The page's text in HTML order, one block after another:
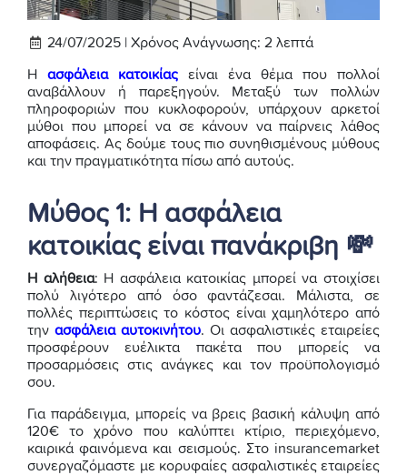
24/07/2025 | Χρόνος Ανάγνωσης: 2 λεπτά
Η ασφάλεια κατοικίας είναι ένα θέμα που πολλοί
αναβάλλουν ή παρεξηγούν. Μεταξύ των πολλών
πληροφοριών που κυκλοφορούν, υπάρχουν αρκετοί
μύθοι που μπορεί να σε κάνουν να παίρνεις λάθος
αποφάσεις. Ας δούμε τους πιο συνηθισμένους μύθους
και την πραγματικότητα πίσω από αυτούς.
Μύθος 1: Η ασφάλεια
κατοικίας είναι πανάκριβη 💸
Η αλήθεια: Η ασφάλεια κατοικίας μπορεί να στοιχίσει
πολύ λιγότερο από όσο φαντάζεσαι. Μάλιστα, σε
πολλές περιπτώσεις το κόστος είναι χαμηλότερο από
την ασφάλεια αυτοκινήτου. Οι ασφαλιστικές εταιρείες
προσφέρουν ευέλικτα πακέτα που μπορείς να
προσαρμόσεις στις ανάγκες και τον προϋπολογισμό
σου.
Για παράδειγμα, μπορείς να βρεις βασική κάλυψη από
120€ το χρόνο που καλύπτει κτίριο, περιεχόμενο,
καιρικά φαινόμενα και σεισμούς. Στο insurancemarket
συνεργαζόμαστε με κορυφαίες ασφαλιστικές εταιρείες